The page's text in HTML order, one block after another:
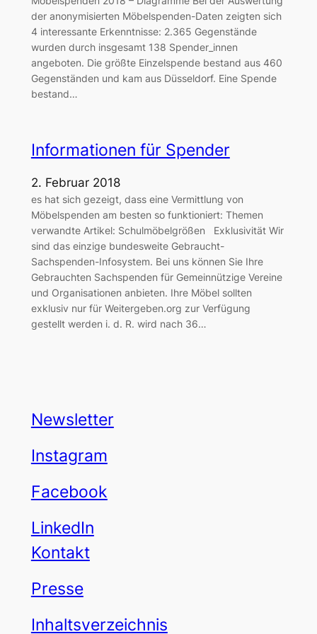
der anonymisierten Möbelspenden-Daten zeigten sich
4 interessante Erkenntnisse: 2.365 Gegenstände
wurden durch insgesamt 138 Spender_innen
angeboten. Die größte Einzelspende bestand aus 460
Gegenständen und kam aus Düsseldorf. Eine Spende
bestand…
Informationen für Spender
2. Februar 2018
es hat sich gezeigt, dass eine Vermittlung von
Möbelspenden am besten so funktioniert: Themen
verwandte Artikel: Schulmöbelgrößen Exklusivität Wir
sind das einzige bundesweite Gebraucht-
Sachspenden-Infosystem. Bei uns können Sie Ihre
Gebrauchten Sachspenden für Gemeinnützige Vereine
und Organisationen anbieten. Ihre Möbel sollten
exklusiv nur für Weitergeben.org zur Verfügung
gestellt werden i. d. R. wird nach 36…
Newsletter
Instagram
Facebook
LinkedIn
Kontakt
Presse
Inhaltsverzeichnis